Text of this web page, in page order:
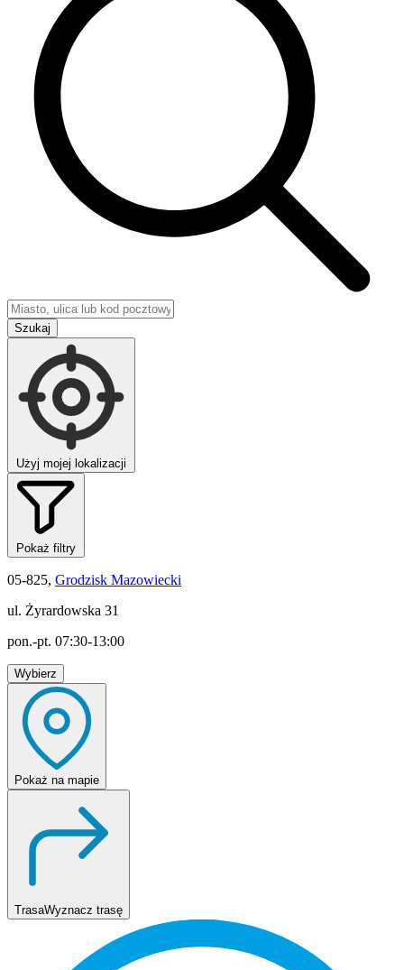
Szukaj
Użyj mojej lokalizacji
Pokaż filtry
05-825, Grodzisk Mazowiecki
ul. Żyrardowska 31
pon.-pt. 07:30-13:00
Wybierz
Pokaż na mapie
TrasaWyznacz trasę